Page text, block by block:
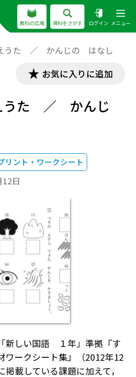
教科の広場 資料をさがす ログイン メニュー
うた ／ かんじの はなし
お気に入りに追加
うた ／ かんじ
リント・ワークシート
12日
新しい国語 １年」準拠『す
ワークシート集』（2012年12
載している課題に加えて，